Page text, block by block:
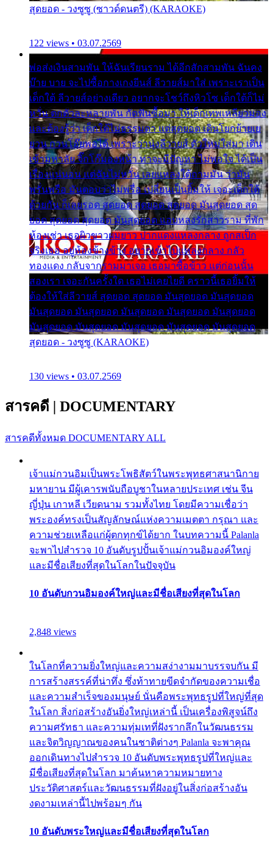
สุดยอด - วงซูซู (ซาวด์ดนตรี) (KARAOKE)
122 views • 03.07.2569
พ่อส่งเงินสามพัน ให้ฉันเรียนราม ได้อีกสักสามพัน ฉันคง
บ๊าย บาย จะไปซื้อกางเกงยีนส์ ลีวายส์มาใส่ เพราะเราเป็น
เด็กใต้ ลีวายส์อย่างเดียว อยากจะโชว์ถึงหิวโซ เด็กใต้ก็ไม่
หวั่น ตกตัวละหลายพัน กัดฟันซื้อมา ให้เด็กเทพเหลียวมอง
และต้องรู้ว่า เด็กใต้ไม่ธรรมดา แต่สุดยอด เดินโยกย้ายเย
ยวน กวนโอ๊ยพอได้ เพราะว่านุ่งลีวายส์ ตัวใหม่ใส่มา เดิน
เข้ามหาลัย จิ๊กโก๊มองหน้า ท่าจะมีปัญหา ไม่พอใจ ได้เป็น
เรื่องแน่นอน แต่ฉันไม่หวั่น เลยแหลงใต้ถามมัน ว่ามัน
พรั่นพรือ มันตอบว่าไม่พรื่อ เปลี่ยนเป็นยิ้มให้ เจอะเด็กใต้
ด้วยกัน ก็เลยรอด สุดยอด สุดยอด สุดยอด มันสุดยอด สุด
ยอด สุดยอด สุดยอด มันสุดยอด แอบหลงรักสาวราม ที่พัก
ห้องเช่า เธอผิวขาวผมยาว ปากแดงแหลงกลาง ถูกสเป็ก
จริงเธอ อยู่ห้องข้างข้าง อยากเข้าไปแหลงกลาง กลัว
ทองแดง กลับจากรามมาเจอ เธอมาซื้อข้าว แต่ก่อนนั้น
สองเรา เจอะกันครั้งใด เธอไม่เคยไยดี คราวนี้เธอยิ้มให้
ต้องให้ใส่ลีวายส์ สุดยอด สุดยอด มันสุดยอด มันสุดยอด
มันสุดยอด มันสุดยอด มันสุดยอด มันสุดยอด มันสุดยอด
มันสุดยอด มันสุดยอด มันสุดยอด มันสุดยอด มันสุดยอด
สุดยอด - วงซูซู (KARAOKE)
130 views • 03.07.2569
สารคดี | DOCUMENTARY
สารคดีทั้งหมด DOCUMENTARY ALL
เจ้าแม่กวนอิมเป็นพระโพธิสัตว์ในพระพุทธศาสนานิกาย
มหายาน มีผู้เคารพนับถือบูชาในหลายประเทศ เช่น จีน
ญี่ปุ่น เกาหลี เวียดนาม รวมทั้งไทย โดยมีความเชื่อว่า
พระองค์ทรงเป็นสัญลักษณ์แห่งความเมตตา กรุณา และ
ความช่วยเหลือแก่ผู้ตกทุกข์ได้ยาก ในบทความนี้ Palanla
จะพาไปสำรวจ 10 อันดับรูปปั้นเจ้าแม่กวนอิมองค์ใหญ่
และมีชื่อเสียงที่สุดในโลกในปัจจุบัน
10 อันดับกวนอิมองค์ใหญ่และมีชื่อเสียงที่สุดในโลก
2,848 views
ในโลกที่ความยิ่งใหญ่และความสง่างามมาบรรจบกัน มี
การสร้างสรรค์ที่น่าทึ่ง ซึ่งท้าทายขีดจำกัดของความเชื่อ
และความสำเร็จของมนุษย์ นั่นคือพระพุทธรูปที่ใหญ่ที่สุด
ในโลก สิ่งก่อสร้างอันยิ่งใหญ่เหล่านี้ เป็นเครื่องพิสูจน์ถึง
ความศรัทธา และความทุ่มเทที่ฝังรากลึกในวัฒนธรรม
และจิตวิญญาณของคนในชาติต่างๆ Palanla จะพาคุณ
ออกเดินทางไปสำรวจ 10 อันดับพระพุทธรูปที่ใหญ่และ
มีชื่อเสียงที่สุดในโลก มาค้นหาความหมายทาง
ประวัติศาสตร์และวัฒนธรรมที่ฝังอยู่ในสิ่งก่อสร้างอัน
งดงามเหล่านี้ไปพร้อมๆ กัน
10 อันดับพระใหญ่และมีชื่อเสียงที่สุดในโลก